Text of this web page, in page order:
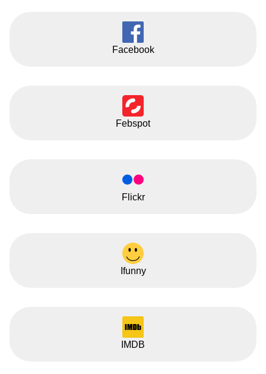
Facebook
Febspot
Flickr
Ifunny
IMDB